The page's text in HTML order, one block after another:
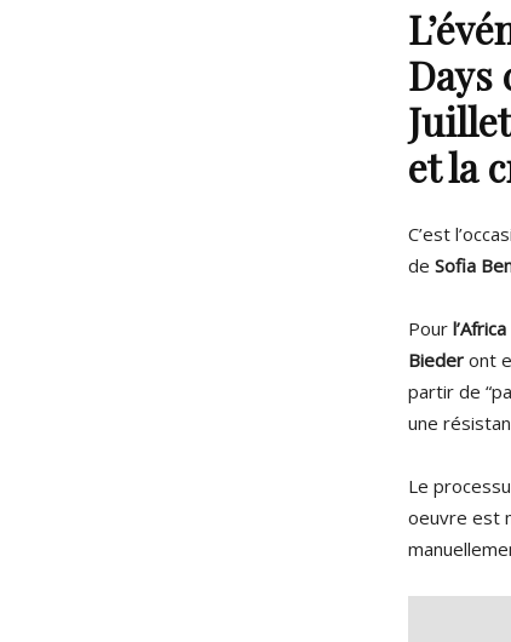
Days
et la
C’est
de Sofia
Pour
Bieder ont
partir de
une
Le
oeuvre est